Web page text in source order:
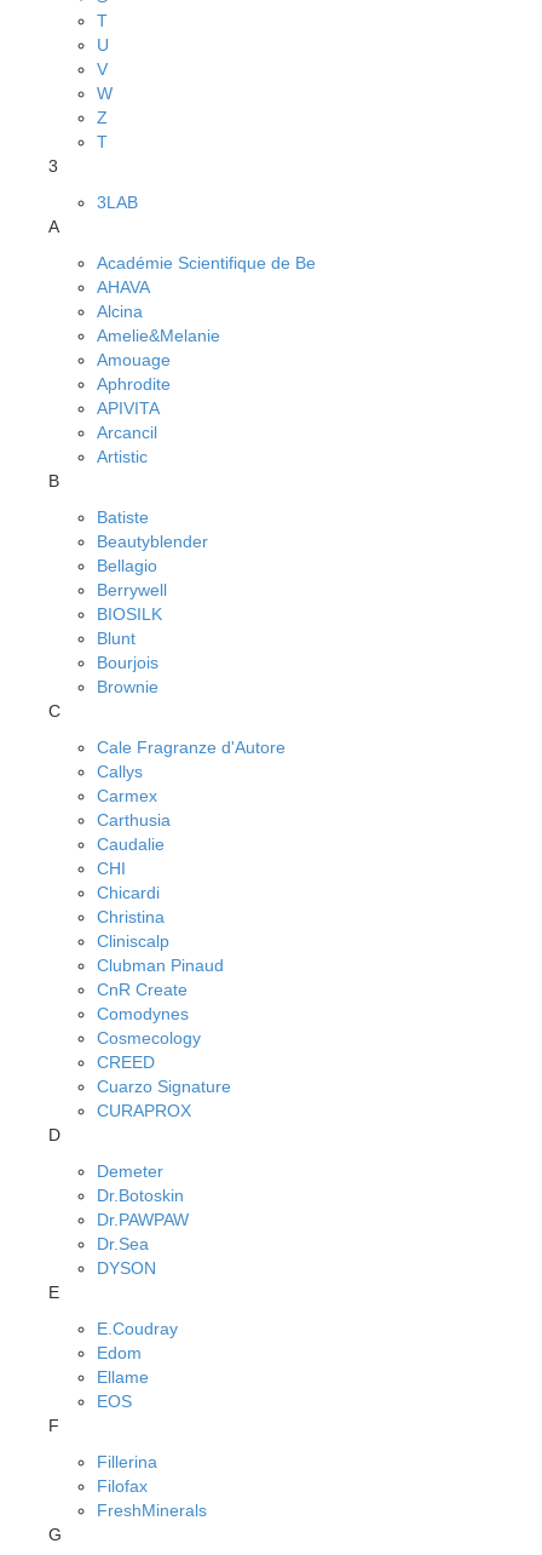
T
U
V
W
Z
Т
3
3LAB
A
Académie Scientifique de Be
AHAVA
Alcina
Amelie&Melanie
Amouage
Aphrodite
APIVITA
Arcancil
Artistic
B
Batiste
Beautyblender
Bellagio
Berrywell
BIOSILK
Blunt
Bourjois
Brownie
C
Cale Fragranze d'Autore
Callys
Carmex
Carthusia
Caudalie
CHI
Chicardi
Christina
Cliniscalp
Clubman Pinaud
CnR Create
Comodynes
Cosmecology
CREED
Cuarzo Signature
CURAPROX
D
Demeter
Dr.Botoskin
Dr.PAWPAW
Dr.Sea
DYSON
E
E.Coudray
Edom
Ellame
EOS
F
Fillerina
Filofax
FreshMinerals
G